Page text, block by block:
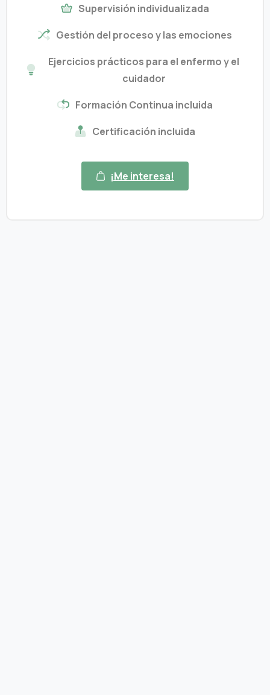
Supervisión individualizada
Gestión del proceso y las emociones
Ejercicios prácticos para el enfermo y el
cuidador
Formación Continua incluida
Certificación incluida
¡Me interesa!